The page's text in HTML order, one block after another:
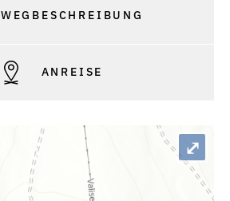
WEGBESCHREIBUNG
ANREISE
⤢